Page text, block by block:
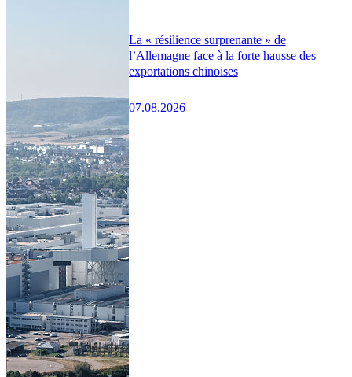
La « résilience surprenante » de
l’Allemagne face à la forte hausse des
exportations chinoises
07.08.2026